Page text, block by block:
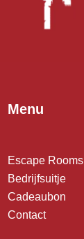
Menu
Escape Rooms
Bedrijfsuitje
Cadeaubon
Contact